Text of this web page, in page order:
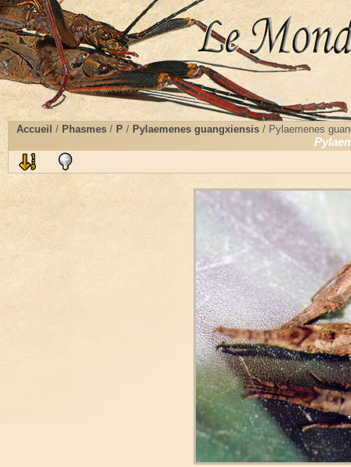
Accueil / Phasmes / P / Pylaemenes guangxiensis / Pylaemenes